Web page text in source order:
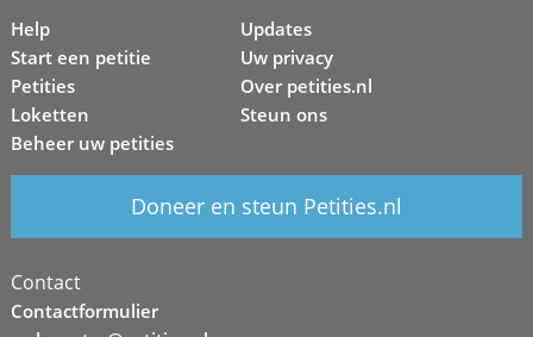
Help
Start een petitie
Petities
Loketten
Beheer uw petities
Updates
Uw privacy
Over petities.nl
Steun ons
Doneer en steun Petities.nl
Contact
Contactformulier